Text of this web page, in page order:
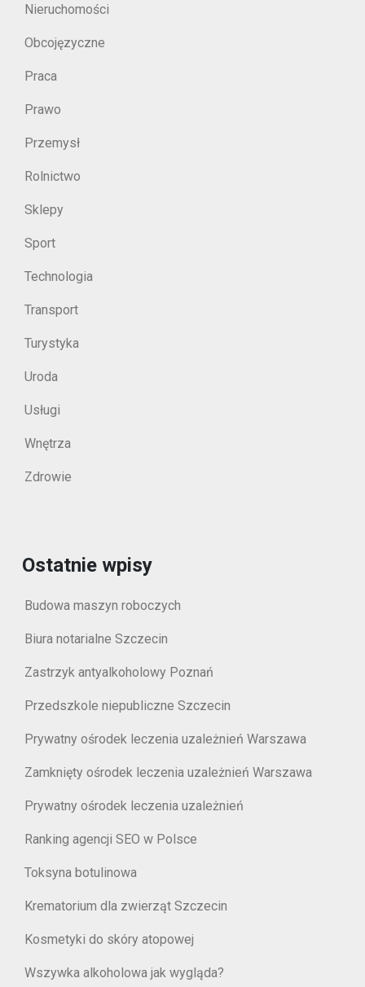
Nieruchomości
Obcojęzyczne
Praca
Prawo
Przemysł
Rolnictwo
Sklepy
Sport
Technologia
Transport
Turystyka
Uroda
Usługi
Wnętrza
Zdrowie
Ostatnie wpisy
Budowa maszyn roboczych
Biura notarialne Szczecin
Zastrzyk antyalkoholowy Poznań
Przedszkole niepubliczne Szczecin
Prywatny ośrodek leczenia uzależnień Warszawa
Zamknięty ośrodek leczenia uzależnień Warszawa
Prywatny ośrodek leczenia uzależnień
Ranking agencji SEO w Polsce
Toksyna botulinowa
Krematorium dla zwierząt Szczecin
Kosmetyki do skóry atopowej
Wszywka alkoholowa jak wygląda?